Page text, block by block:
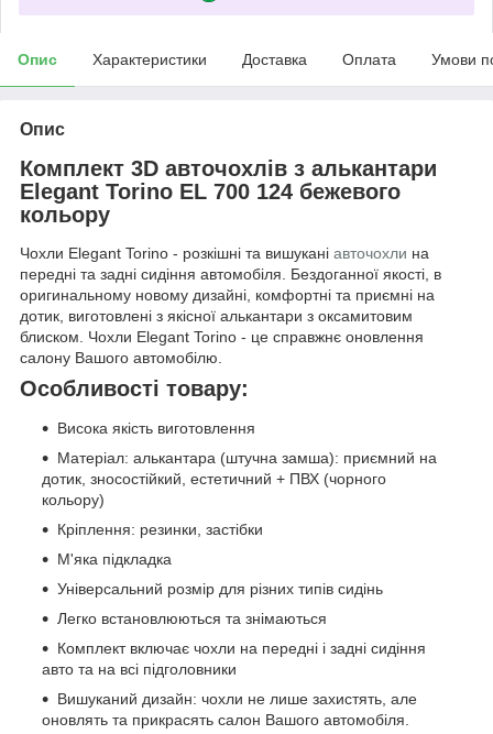
Опис Характеристики Доставка Оплата Умови
Опис
Комплект 3D авточохлів з алькантари
Elegant Torino EL 700 124 бежевого
кольору
Чохли Elegant Torino - розкішні та вишукані авточохли на
передні та задні сидіння автомобіля. Бездоганної якості, в
оригинальному новому дизайні, комфортні та приємні на
дотик, виготовлені з якісної алькантари з оксамитовим
блиском. Чохли Elegant Torino - це справжнє оновлення
салону Вашого автомобілю.
Особливості товару:
Висока якість виготовлення
Матеріал: алькантара (штучна замша): приємний на
дотик, зносостійкий, естетичний + ПВХ (чорного
кольору)
Кріплення: резинки, застібки
М'яка підкладка
Універсальний розмір для різних типів сидінь
Легко встановлюються та знімаються
Комплект включає чохли на передні і задні сидіння
авто та на всі підголовники
Вишуканий дизайн: чохли не лише захистять, але
оновлять та прикрасять салон Вашого автомобіля.